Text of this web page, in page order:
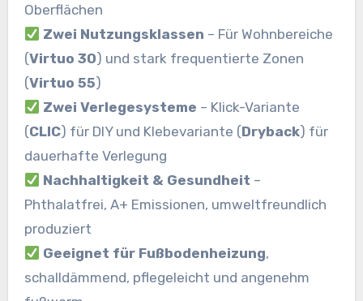
Oberflächen
Zwei Nutzungsklassen – Für Wohnbereiche
(Virtuo 30) und stark frequentierte Zonen
(Virtuo 55)
Zwei Verlegesysteme – Klick-Variante
(CLIC) für DIY und Klebevariante (Dryback) für
dauerhafte Verlegung
Nachhaltigkeit & Gesundheit –
Phthalatfrei, A+ Emissionen, umweltfreundlich
produziert
Geeignet für Fußbodenheizung,
schalldämmend, pflegeleicht und angenehm